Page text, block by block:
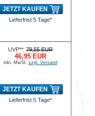
JETZT KAUFEN
Lieferfrist 5 Tage*
UVP**:79,55 EUR
46,95 EUR
inkl. MwSt. zzgl. Versand
JETZT KAUFEN
Lieferfrist 5 Tage*